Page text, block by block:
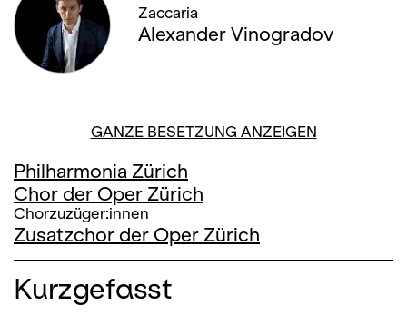
Zaccaria
Alexander Vinogradov
GANZE BESETZUNG ANZEIGEN
Philharmonia Zürich
Chor der Oper Zürich
Chorzuzüger:innen
Zusatzchor der Oper Zürich
Kurzgefasst